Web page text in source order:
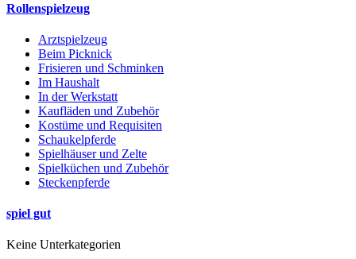
Rollenspielzeug
Arztspielzeug
Beim Picknick
Frisieren und Schminken
Im Haushalt
In der Werkstatt
Kaufläden und Zubehör
Kostüme und Requisiten
Schaukelpferde
Spielhäuser und Zelte
Spielküchen und Zubehör
Steckenpferde
spiel gut
Keine Unterkategorien